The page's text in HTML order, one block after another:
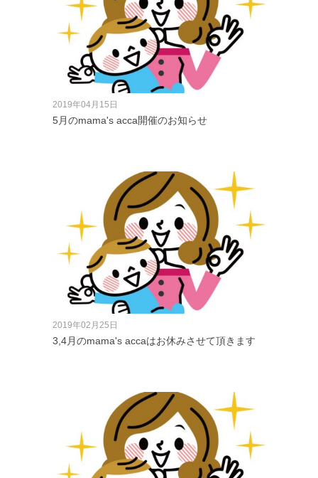
2019年04月15日
5月のmama's acca開催のお知らせ
2019年02月25日
3,4月のmama's accaはお休みさせて頂きます